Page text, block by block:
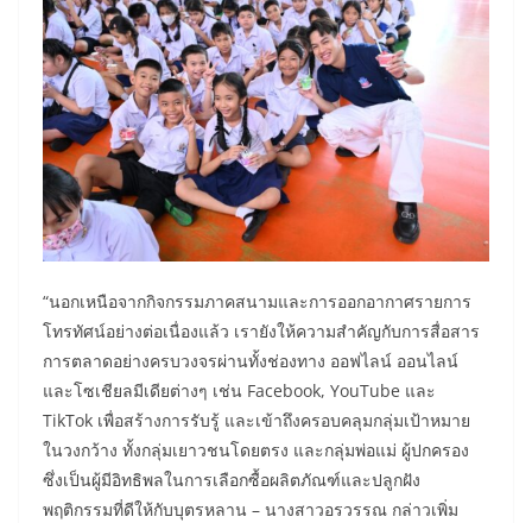
“นอกเหนือจากกิจกรรมภาคสนามและการออกอากาศรายการ
โทรทัศน์อย่างต่อเนื่องแล้ว เรายังให้ความสำคัญกับการสื่อสาร
การตลาดอย่างครบวงจรผ่านทั้งช่องทาง ออฟไลน์ ออนไลน์
และโซเชียลมีเดียต่างๆ เช่น Facebook, YouTube และ
TikTok เพื่อสร้างการรับรู้ และเข้าถึงครอบคลุมกลุ่มเป้าหมาย
ในวงกว้าง ทั้งกลุ่มเยาวชนโดยตรง และกลุ่มพ่อแม่ ผู้ปกครอง
ซึ่งเป็นผู้มีอิทธิพลในการเลือกซื้อผลิตภัณฑ์และปลูกฝัง
พฤติกรรมที่ดีให้กับบุตรหลาน – นางสาวอรวรรณ กล่าวเพิ่ม